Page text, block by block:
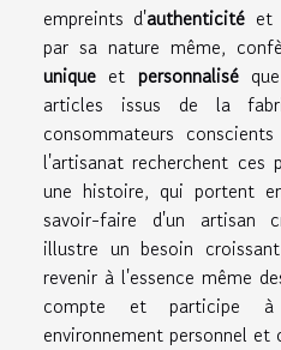
empreints d'authenticité et
par sa nature même,
unique et personnaliséque
articles issus de la
consommateurs
l'artisanat recherchent ces
une histoire, qui portent
savoir-faire d'un artisan
illustre un besoin
revenir à l'essence même
compte et participe
environnement personnel et